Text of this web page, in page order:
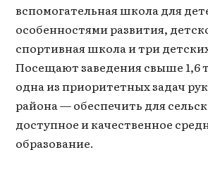
вспомогательная школа для
особенностями развития,
спортивная школа и три
Посещают заведения свыше 1,6
одна из приоритетных задач
района — обеспечить для
доступное и качественное
образование.